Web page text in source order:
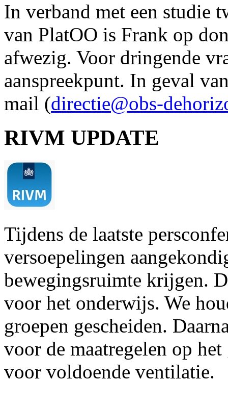
In verband met een studie
van PlatOO is Frank op
afwezig. Voor dringende
aanspreekpunt. In geval
mail (directie@obs-
RIVM UPDATE
Tijdens de laatste
versoepelingen
bewegingsruimte krijgen.
voor het onderwijs. We
groepen gescheiden.
voor de maatregelen op
voor voldoende ventilatie.